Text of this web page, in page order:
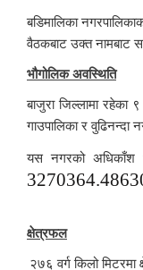
बडिमालिका
वैठकबाट उक्त नामबाट
भौगोलिक अवस्थिति
बाजुरा जिल्लामा रहेका
गाउपालिका र
यस नगरको अधिकाँश
क्षेत्रफल
२७६ वर्ग किलो